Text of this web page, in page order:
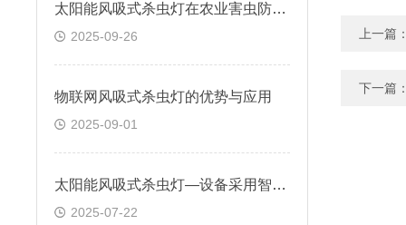
太阳能风吸式杀虫灯在农业害虫防治中的应用是什么?
2025-09-26
物联网风吸式杀虫灯的优势与应用
2025-09-01
太阳能风吸式杀虫灯—设备采用智能光控系统，自动感应环境光线开关机
2025-07-22
上一篇
下一篇